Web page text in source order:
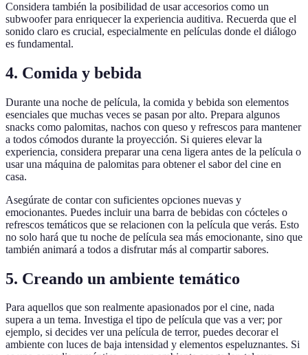
Considera también la posibilidad de usar accesorios como un
subwoofer para enriquecer la experiencia auditiva. Recuerda que el
sonido claro es crucial, especialmente en películas donde el diálogo
es fundamental.
4. Comida y bebida
Durante una noche de película, la comida y bebida son elementos
esenciales que muchas veces se pasan por alto. Prepara algunos
snacks como palomitas, nachos con queso y refrescos para mantener
a todos cómodos durante la proyección. Si quieres elevar la
experiencia, considera preparar una cena ligera antes de la película o
usar una máquina de palomitas para obtener el sabor del cine en
casa.
Asegúrate de contar con suficientes opciones nuevas y
emocionantes. Puedes incluir una barra de bebidas con cócteles o
refrescos temáticos que se relacionen con la película que verás. Esto
no solo hará que tu noche de película sea más emocionante, sino que
también animará a todos a disfrutar más al compartir sabores.
5. Creando un ambiente temático
Para aquellos que son realmente apasionados por el cine, nada
supera a un tema. Investiga el tipo de película que vas a ver; por
ejemplo, si decides ver una película de terror, puedes decorar el
ambiente con luces de baja intensidad y elementos espeluznantes. Si